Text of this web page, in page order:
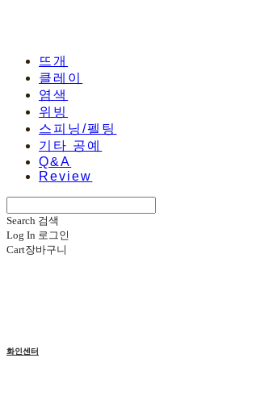
뜨개
클레이
염색
위빙
스피닝/펠팅
기타 공예
Q&A
Review
Search 검색
Log In 로그인
Cart장바구니
화인센터